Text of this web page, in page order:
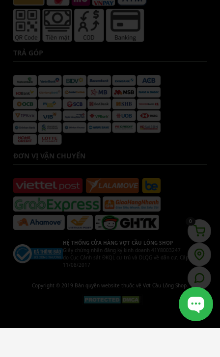
TRẢ GÓP
ĐƠN VỊ VẬN CHUYỂN
HỆ THỐNG CỬA HÀNG VỢT CẦU LÔNG SHOP
Giấy chứng nhận đăng ký kinh doanh 41Y8003247
do Cục Cảnh sát ĐKQL cư trú và DLQG về dân cư. Cấp ngày
11/08/2017
Copyright © 2019 Bản quyền website thuộc về Vợt Cầu Lông Shop.
0